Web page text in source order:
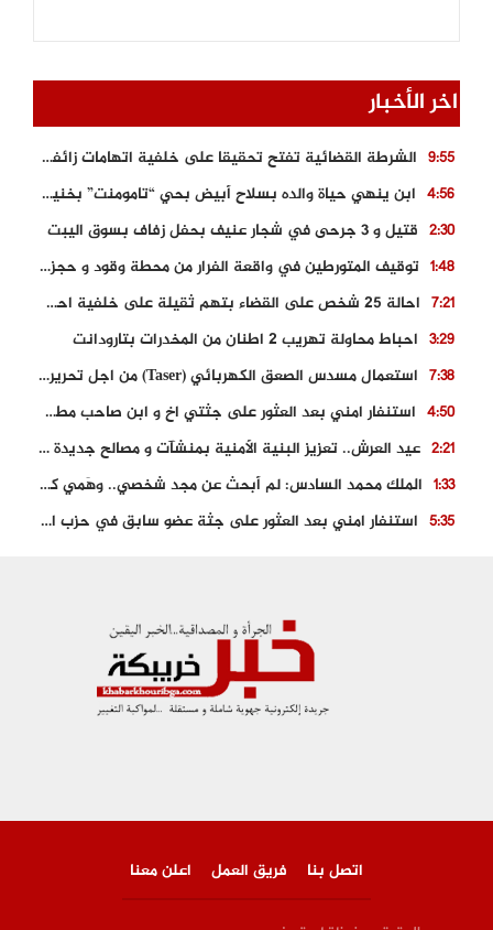
اخر الأخبار
9:55
الشرطة القضائية تفتح تحقيقا على خلفية اتهامات زائفة أدلت بها مرشحة للهجرة السرية
4:56
ابن ينهي حياة والده بسلاح أبيض بحي “تامومنت” بخنيفرة
2:30 قتيل و 3 جرحى في شجار عنيف بحفل زفاف بسوق اليبت
1:48
توقيف المتورطين في واقعة الفرار من محطة وقود و حجز السيارة
7:21
احالة 25 شخص على القضاء بتهم ثقيلة على خلفية احداث المناطق الشمالية
3:29 احباط محاولة تهريب 2 اطنان من المخدرات بتارودانت
7:38
استعمال مسدس الصعق الكهربائي (Taser) من اجل تحرير شابة محتجزة
4:50
استنفار امني بعد العثور على جثتي اخ و ابن صاحب مطعم اسماك مشهور بطنجة
2:21
عيد العرش.. تعزيز البنية الأمنية بمنشآت و مصالح جديدة بكل من الحسيمة – فاس و الناظور
1:33
الملك محمد السادس: لم أبحث عن مجد شخصي.. وهَمي كرامة المغاربة
5:35
استنفار امني بعد العثور على جثة عضو سابق في حزب المصباح بالقنيطرة..
العثور على سبعينية جثة هامدة بمقر سكناها بمراكش
اتصل بنا فريق العمل اعلن معنا